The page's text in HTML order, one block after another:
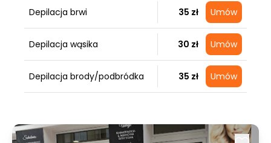
Depilacja brwi 35 zł Umów
Depilacja wąsika 30 zł Umów
Depilacja brody/podbródka 35 zł Umów